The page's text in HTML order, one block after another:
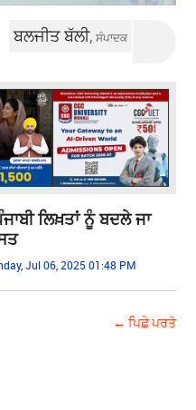
ਬਲਜੀਤ ਬੱਲੀ,ਸੰਪਾਦਕ
ਲਿਖ਼ਤਾਂ ਨੂੰ ਬਦਲੇ ਜਾ
Jul 06, 2025 01:48 PM
← ਪਿਛੇ ਪਰਤੋ